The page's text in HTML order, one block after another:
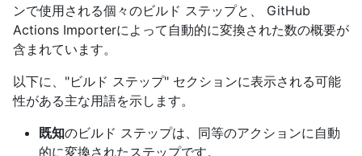
ンで使用される個々のビルド ステップと、 GitHub
Actions Importerによって自動的に変換された数の概要が
含まれています。
以下に、"ビルド ステップ" セクションに表示される可能
性がある主な用語を示します。
既知のビルド ステップは、同等のアクションに自動
的に変換されたステップです。